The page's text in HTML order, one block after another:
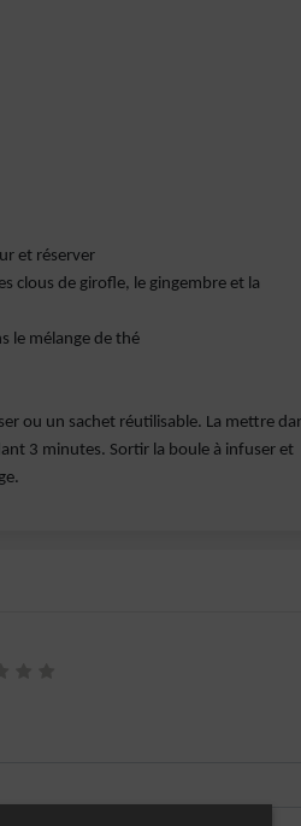
et réserver
clous de girofle, le gingembre et la
le mélange de thé
ou un sachet réutilisable. La mettre
3 minutes. Sortir la boule à infuser et